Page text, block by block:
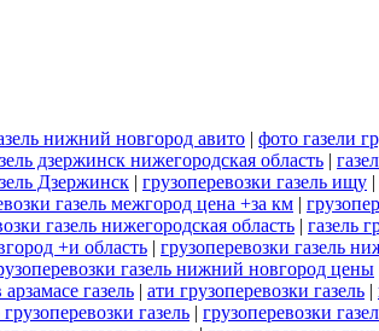
нижний новгород авито | фото газели
дзержинск нижегородская область |
Дзержинск | грузоперевозки газель ищу |
газель межгород цена +за км |
газель нижегородская область | газель
+и область | грузоперевозки газель
газель нижний новгород цены
газель | ати грузоперевозки газель |
газель | грузоперевозки